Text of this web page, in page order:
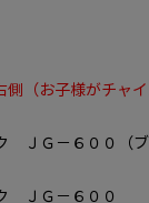
（お子様がチャ
ＪＧ－６００（ブ
ＪＧ－６００